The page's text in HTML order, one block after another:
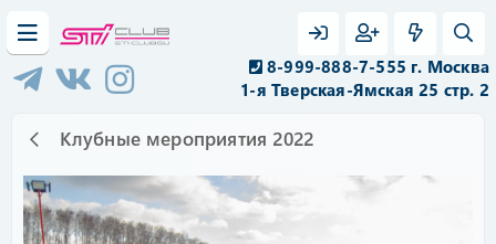
8-999-888-7-555 г. Москва
1-я Тверская-Ямская 25 стр. 2
Клубные мероприятия 2022